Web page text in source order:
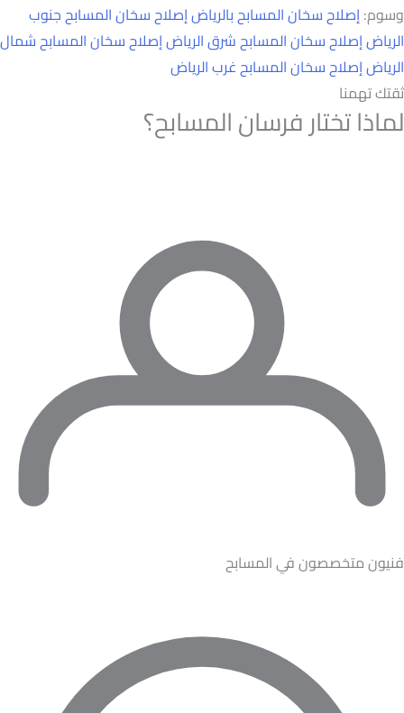
وسوم:إصلاح سخان المسابح بالرياضإصلاح سخان المسابح جنوب
الرياضإصلاح سخان المسابح شرق الرياضإصلاح سخان المسابح شمال
الرياضإصلاح سخان المسابح غرب الرياض
ثقتك تهمنا
لماذا تختار فرسان المسابح؟
فنيون متخصصون في المسابح